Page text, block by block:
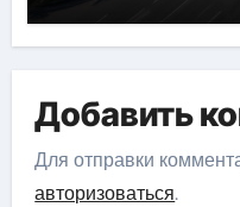
Добавить
Для отправки
авторизоваться.